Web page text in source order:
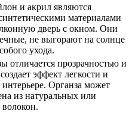
и акрил являются
материалами
дверь с окном. Они
не выгорают на солнце
ухода.
отличается прозрачностью и
эффект легкости и
Органза может
из натуральных или
волокон.